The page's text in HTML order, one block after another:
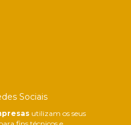
utilizam os seus
Sociais